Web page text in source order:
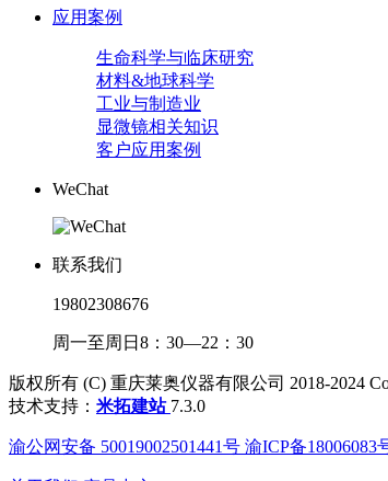
应用案例
生命科学与临床研究
材料&地球科学
工业与制造业
显微镜相关知识
客户应用案例
WeChat
联系我们
19802308676
周一至周日8：30—22：30
版权所有 (C) 重庆莱奥仪器有限公司 2018-2024
技术支持： 米拓建站 7.3.0
渝公网安备 50019002501441号 渝ICP备18006083